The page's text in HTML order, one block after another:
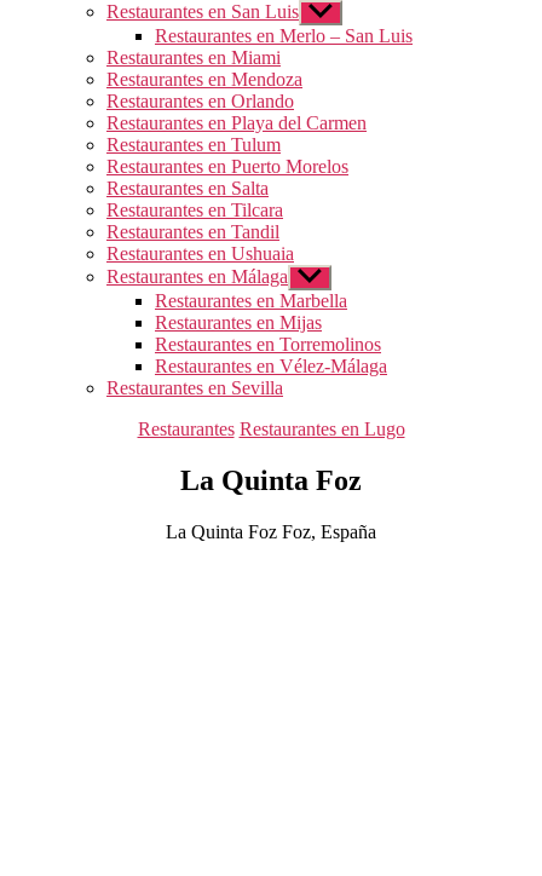
Restaurantes en San Luis Mostrar
el
submenú
Restaurantes en Merlo – San Luis
Restaurantes en Miami
Restaurantes en Mendoza
Restaurantes en Orlando
Restaurantes en Playa del Carmen
Restaurantes en Tulum
Restaurantes en Puerto Morelos
Restaurantes en Salta
Restaurantes en Tilcara
Restaurantes en Tandil
Restaurantes en Ushuaia
Restaurantes en Málaga Mostrar
el
submenú
Restaurantes en Marbella
Restaurantes en Mijas
Restaurantes en Torremolinos
Restaurantes en Vélez-Málaga
Restaurantes en Sevilla
Categorías
Restaurantes Restaurantes en Lugo
La Quinta Foz
La Quinta Foz Foz, España